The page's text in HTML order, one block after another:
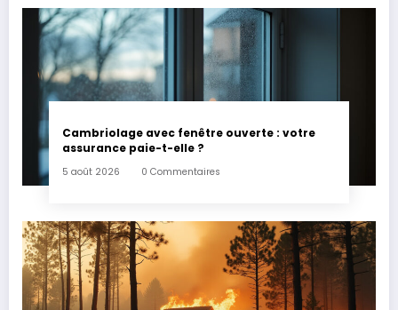
Cambriolage avec fenêtre ouverte : votre
assurance paie-t-elle ?
5 août 2026 0 Commentaires